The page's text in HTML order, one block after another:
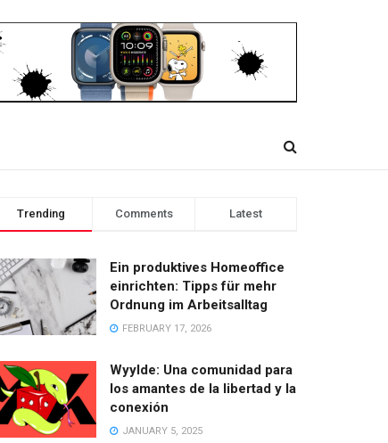
Trending Comments Latest
Ein produktives Homeoffice
einrichten: Tipps für mehr
Ordnung im Arbeitsalltag
FEBRUARY 17, 2026
Wyylde: Una comunidad para
los amantes de la libertad y la
conexión
JANUARY 5, 2025